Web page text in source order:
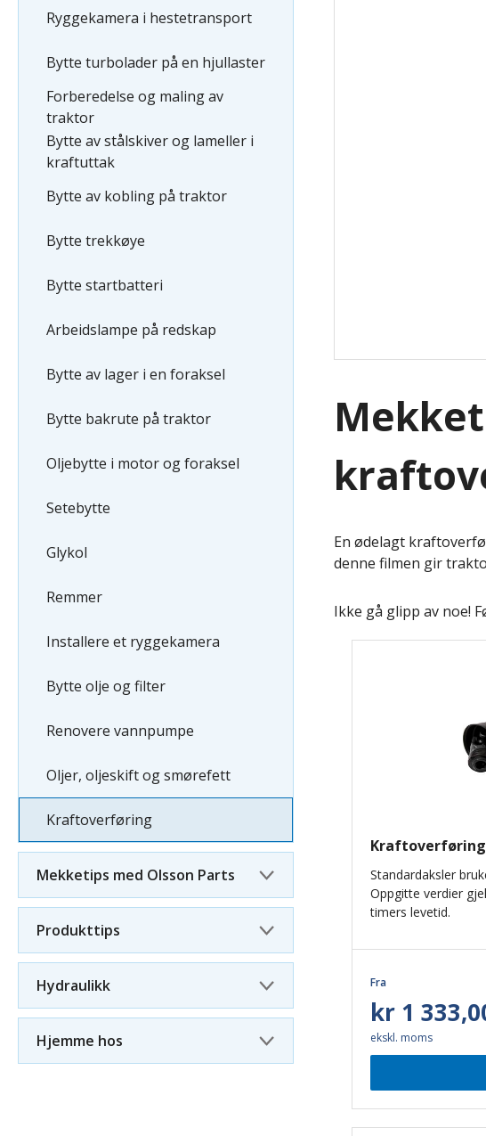
Ryggekamera i hestetransport
Bytte turbolader på en hjullaster
Forberedelse og maling av
traktor
Bytte av stålskiver og lameller i
kraftuttak
Bytte av kobling på traktor
Bytte trekkøye
Bytte startbatteri
Arbeidslampe på redskap
Bytte av lager i en foraksel
Bytte bakrute på traktor
Oljebytte i motor og foraksel
Setebytte
Glykol
Remmer
Installere et ryggekamera
Bytte olje og filter
Renovere vannpumpe
Oljer, oljeskift og smørefett
Kraftoverføring
Mekketips med Olsson Parts
Produkttips
Hydraulikk
Hjemme hos
En ødelagt
denne filmen gir
Ikke gå glipp av noe!
Standardaksler
Oppgitte verdier
timers levetid.
Fra
kr 1
ekskl. moms